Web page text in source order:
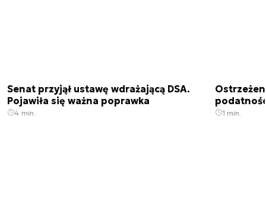
Senat przyjął ustawę wdrażającą DSA.
Pojawiła się ważna poprawka
4 min. 1 min.